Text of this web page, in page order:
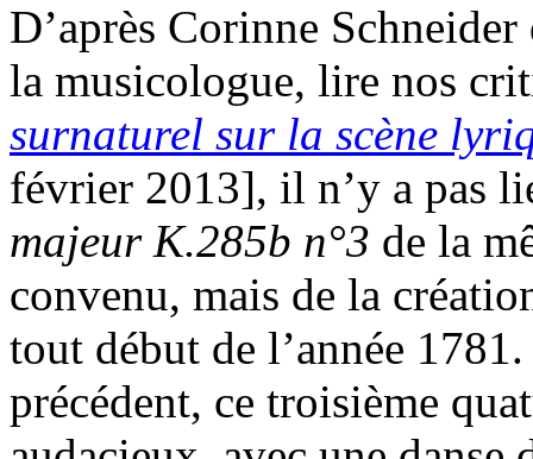
D’après Corinne
la musicologue, lire nos
surnaturel sur la scène
février 2013], il n’y a pas
majeur K.285b n°3 de la
convenu, mais de la
tout début de l’année
précédent, ce troisième